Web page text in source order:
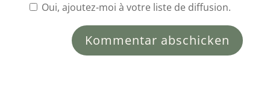
Oui, ajoutez-moi à votre liste de diffusion.
Kommentar abschicken